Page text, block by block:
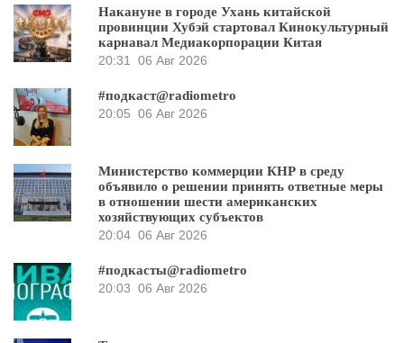
Накануне в городе Ухань китайской
провинции Хубэй стартовал Кинокультурный
карнавал Медиакорпорации Китая
20:31
06 Авг 2026
#подкаст@radiometro
20:05 06 Авг 2026
Министерство коммерции КНР в среду
объявило о решении принять ответные меры
в отношении шести американских
хозяйствующих субъектов
20:04 06 Авг 2026
#подкасты@radiometro
20:03 06 Авг 2026